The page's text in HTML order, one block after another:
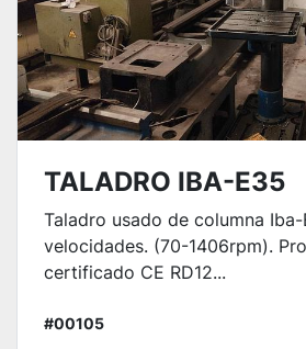
TALADRO IBA-E35
Taladro usado de columna
velocidades. (70-1406rpm).
certificado CE RD12...
#00105